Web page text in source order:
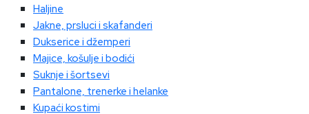
Haljine
Jakne, prsluci i skafanderi
Dukserice i džemperi
Majice, košulje i bodići
Suknje i šortsevi
Pantalone, trenerke i helanke
Kupaći kostimi